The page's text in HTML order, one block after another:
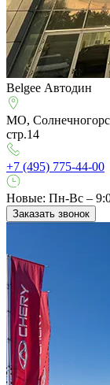
Belgee Автодин
МО,
стр.14
+7 (495) 775-44-00
Новые: Пн-Вс –
Заказать звонок